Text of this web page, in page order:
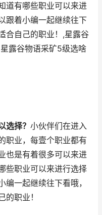
道有哪些职业可以来进
跟着小编一起继续往下
合自己的职业！,星露谷
露谷物语采矿5级选啥
选择？ 小伙伴们在进入
职业，每壹个职业都有
也是有着很多可以来进
些职业可以来进行选择
编一起继续往下看哦，
的职业！